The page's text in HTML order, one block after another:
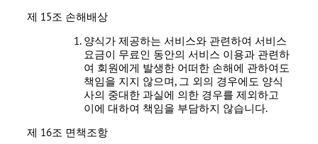
제 15조 손해배상
양식가 제공하는 서비스와 관련하여 서비스
요금이 무료인 동안의 서비스 이용과 관련하
여 회원에게 발생한 어떠한 손해에 관하여도
책임을 지지 않으며, 그 외의 경우에도 양식
사의 중대한 과실에 의한 경우를 제외하고
이에 대하여 책임을 부담하지 않습니다.
제 16조 면책조항